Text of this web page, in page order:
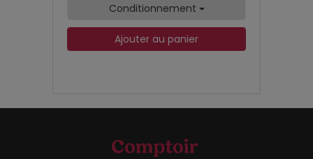
Conditionnement
Ajouter au panier